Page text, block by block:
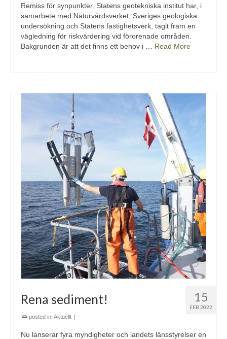
Remiss för synpunkter. Statens geotekniska institut har, i
samarbete med Naturvårdsverket, Sveriges geologiska
undersökning och Statens fastighetsverk, tagit fram en
vägledning för riskvärdering vid förorenade områden.
Bakgrunden är att det finns ett behov i … Read More
15
FEB 2022
Rena sediment!
posted in: Aktuellt |
Nu lanserar fyra myndigheter och landets länsstyrelser en